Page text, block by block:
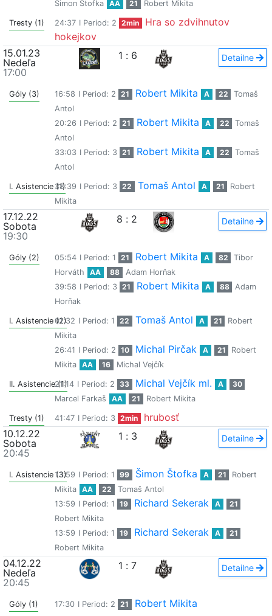
Šimon Štofka AA 21 Robert Mikita
Tresty (1) 24:37 I Period: 2 2min
Hra so zdvihnutov
hokejkov
15.01.23
Nedeľa
17:00
1 : 6 Detailne
Góly (3) 16:58 I Period: 2 21 Robert Mikita A 22
Tomaš
Antol
20:26 I Period: 2 21 Robert Mikita A 22
Tomaš
Antol
33:03 I Period: 3 21 Robert Mikita A 22
Tomaš
Antol
I. Asistencie (1)38:39 I Period: 3 22 Tomaš Antol A 21
Robert
Mikita
17.12.22
Sobota
19:30
8 : 2 Detailne
Góly (2) 05:54 I Period: 1 21 Robert Mikita A 82
Tibor
Horváth
AA 88
Adam Horňak
39:58 I Period: 3 21 Robert Mikita A 88
Adam
Horňak
I. Asistencie (2)
01:32 I Period: 1 22 Tomaš Antol A 21
Robert
Mikita
26:41 I Period: 2 10 Michal Pirčak A 21
Robert
Mikita
AA 16 Michal Vejčík
II. Asistencie (1)
21:14 I Period: 2 33 Michal Vejčík ml. A
30
Marcel Farkaš
AA 21 Robert Mikita
Tresty (1) 41:47 I Period: 3 2min
hrubosť
10.12.22
Sobota
20:45
1 : 3 Detailne
I. Asistencie (3)
13:59 I Period: 1 99 Šimon Štofka A 21
Robert
Mikita
AA 22
Tomaš Antol
13:59 I Period: 1 19 Richard Sekerak A
21
Robert Mikita
13:59 I Period: 1 19 Richard Sekerak A
21
Robert Mikita
04.12.22
Nedeľa
20:45
1 : 7 Detailne
Góly (1) 17:30 I Period: 2 21 Robert Mikita